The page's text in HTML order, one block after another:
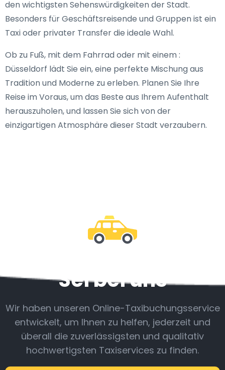
den wichtigsten Sehenswürdigkeiten der Stadt.
Besonders für Geschäftsreisende und Gruppen ist ein
Taxi oder privater Transfer die ideale Wahl.
Ob zu Fuß, mit dem Fahrrad oder mit einem :
Düsseldorf lädt Sie ein, eine perfekte Mischung aus
Tradition und Moderne zu erleben. Planen Sie Ihre
Reise im Voraus, um das Beste aus Ihrem Aufenthalt
herauszuholen, und lassen Sie sich von der
einzigartigen Atmosphäre dieser Stadt verzaubern.
Sei bei uns
Wir haben unseren Online-Taxibuchungsservice
entwickelt, um Ihnen zu helfen, jederzeit und
überall die zuverlässigsten und qualitativ
hochwertigsten Taxiservices zu finden.